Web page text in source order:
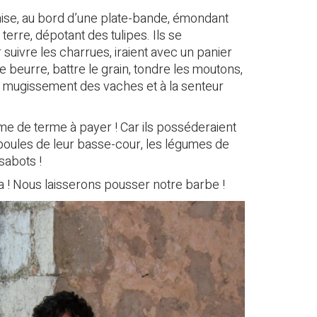
au bord d’une plate-bande, émondant
dépotant des tulipes. Ils se
les charrues, iraient avec un panier
battre le grain, tondre les moutons,
des vaches et à la senteur
de terme à payer ! Car ils posséderaient
de leur basse-cour, les légumes de
!
Nous laisserons pousser notre barbe !